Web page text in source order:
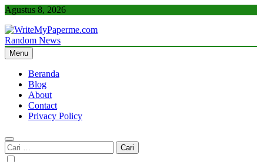
Skip
content
Agustus 8, 2026
WriteMyPaperme.com
Bisnis, Kuliner, Teknologi
Random News
Menu
Beranda
Blog
About
Contact
Privacy Policy
Cari
untuk: